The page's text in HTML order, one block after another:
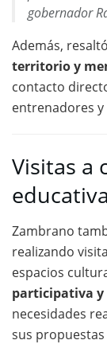
gobernador
Además,
territorio y
contacto
entrenadores
Visitas a
Zambrano
realizando
espacios
participativa y
necesidades
sus